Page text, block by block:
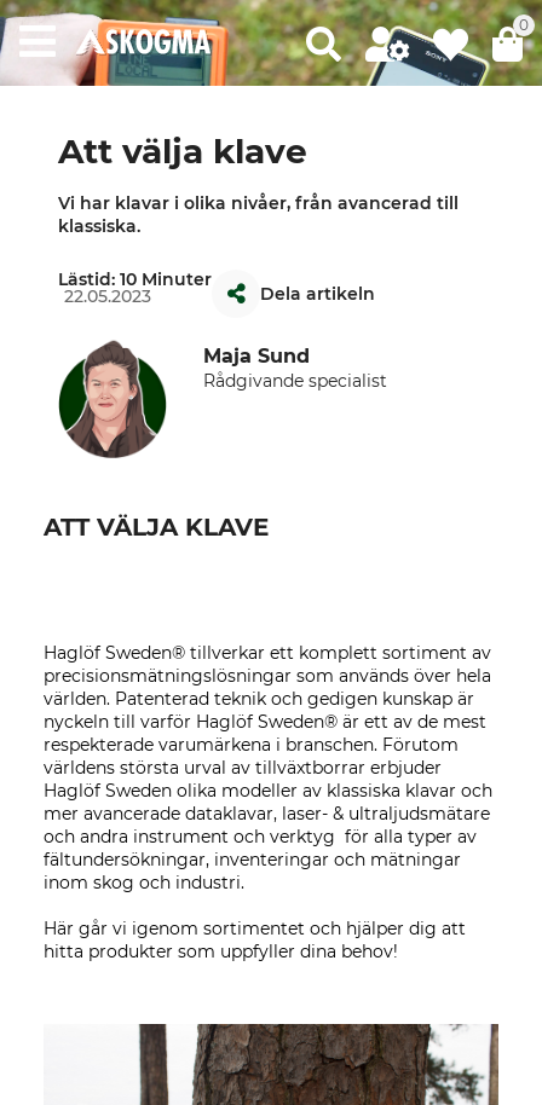
0
Att välja klave
Vi har klavar i olika nivåer, från avancerad till
klassiska.
22.05.2023
Lästid: 10 Minuter
Dela artikeln
Maja Sund
Rådgivande specialist
ATT VÄLJA KLAVE
Haglöf Sweden® tillverkar ett komplett sortiment av
precisionsmätningslösningar som används över hela
världen. Patenterad teknik och gedigen kunskap är
nyckeln till varför Haglöf Sweden® är ett av de mest
respekterade varumärkena i branschen. Förutom
världens största urval av tillväxtborrar erbjuder
Haglöf Sweden olika modeller av klassiska klavar och
mer avancerade dataklavar, laser- & ultraljudsmätare
och andra instrument och verktyg för alla typer av
fältundersökningar, inventeringar och mätningar
inom skog och industri.
Här går vi igenom sortimentet och hjälper dig att
hitta produkter som uppfyller dina behov!